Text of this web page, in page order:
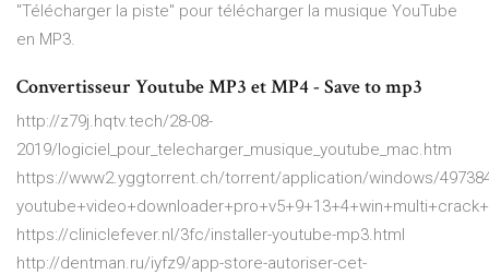
"Télécharger la piste" pour télécharger la musique YouTube
en MP3.
Convertisseur Youtube MP3 et MP4 - Save to mp3
http://z79j.hqtv.tech/28-08-
2019/logiciel_pour_telecharger_musique_youtube_mac.htm
https://www2.yggtorrent.ch/torrent/application/windows/
https://cliniclefever.nl/3fc/installer-youtube-mp3.html
http://dentman.ru/iyfz9/app-store-autoriser-cet-